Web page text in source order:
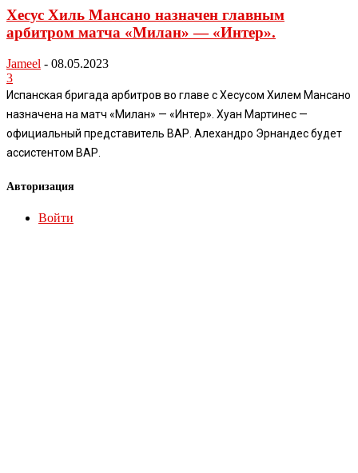
Хесус Хиль Мансано назначен главным
арбитром матча «Милан» — «Интер».
Jameel - 08.05.2023
3
Испанская бригада арбитров во главе с Хесусом Хилем Мансано
назначена на матч «Милан» — «Интер». Хуан Мартинес —
официальный представитель ВАР. Алехандро Эрнандес будет
ассистентом ВАР.
Авторизация
Войти